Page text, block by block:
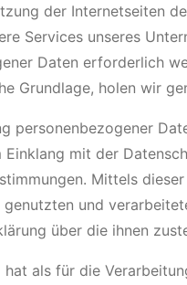
der Internetseiten
Services unseres
Daten erforderlich
Grundlage, holen wir
personenbezogener
mit der
Mittels
genutzten und
über die ihnen
hat als für die